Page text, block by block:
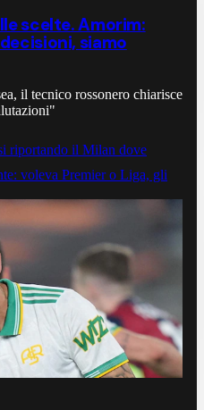
scelte. Amorim:
siamo
il tecnico rossonero chiarisce
riportando il Milan dove
voleva Premier o Liga, gli